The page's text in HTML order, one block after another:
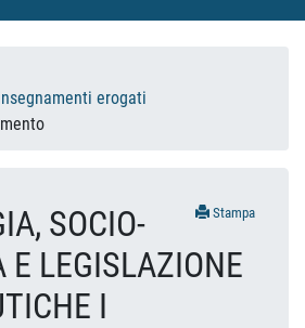
erogati
Stampa
SOCIO-
E LEGISLAZIONE
I